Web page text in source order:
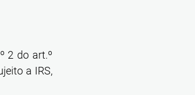
2 do art.º
a IRS,